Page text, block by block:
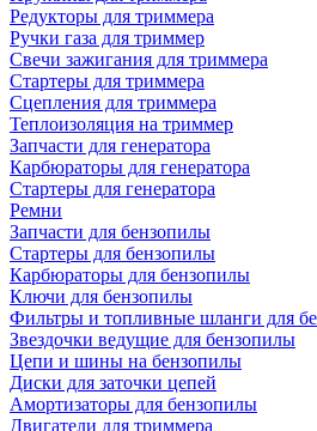
Редукторы для триммера
Ручки газа для триммер
Свечи зажигания для триммера
Стартеры для триммера
Сцепления для триммера
Теплоизоляция на триммер
Запчасти для генератора
Карбюраторы для генератора
Стартеры для генератора
Ремни
Запчасти для бензопилы
Стартеры для бензопилы
Карбюраторы для бензопилы
Ключи для бензопилы
Фильтры и топливные шланги для
Звездочки ведущие для бензопилы
Цепи и шины на бензопилы
Диски для заточки цепей
Амортизаторы для бензопилы
Двигатели для триммера